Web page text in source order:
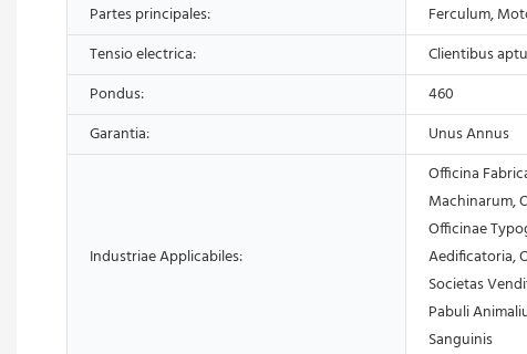
Partes principales:
Ferculum,
Tensio electrica:
Clientibus
Pondus:
460
Garantia:
Unus Annus
Industriae Applicabiles:
Officina
Machinarum,
Officinae
Aedificatoria,
Societas
Pabuli
Sanguinis